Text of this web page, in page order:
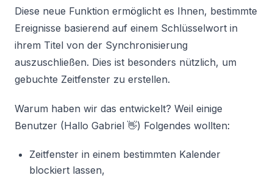
Diese neue Funktion ermöglicht es Ihnen, bestimmte
Ereignisse basierend auf einem Schlüsselwort in
ihrem Titel von der Synchronisierung
auszuschließen. Dies ist besonders nützlich, um
gebuchte Zeitfenster zu erstellen.
Warum haben wir das entwickelt? Weil einige
Benutzer (Hallo Gabriel 👋) Folgendes wollten:
Zeitfenster in einem bestimmten Kalender
blockiert lassen,